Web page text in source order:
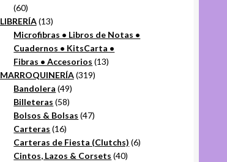
6060
productos
LIBRERÍA 1313
productos
Microfibras • Libros de Notas •
Cuadernos • KitsCarta •
Fibras • Accesorios 1313
MARROQUINERÍA 319319
Bandolera 4949
Billeteras 5858
productos
Bolsos & Bolsas 4747
Carteras 1616
productos
Carteras de Fiesta (Clutchs) 66
Cintos, Lazos & Corsets 4040